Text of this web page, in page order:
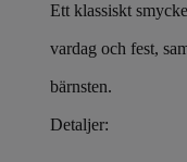
Ett klassiskt
vardag och fest,
bärnsten.
Detaljer: